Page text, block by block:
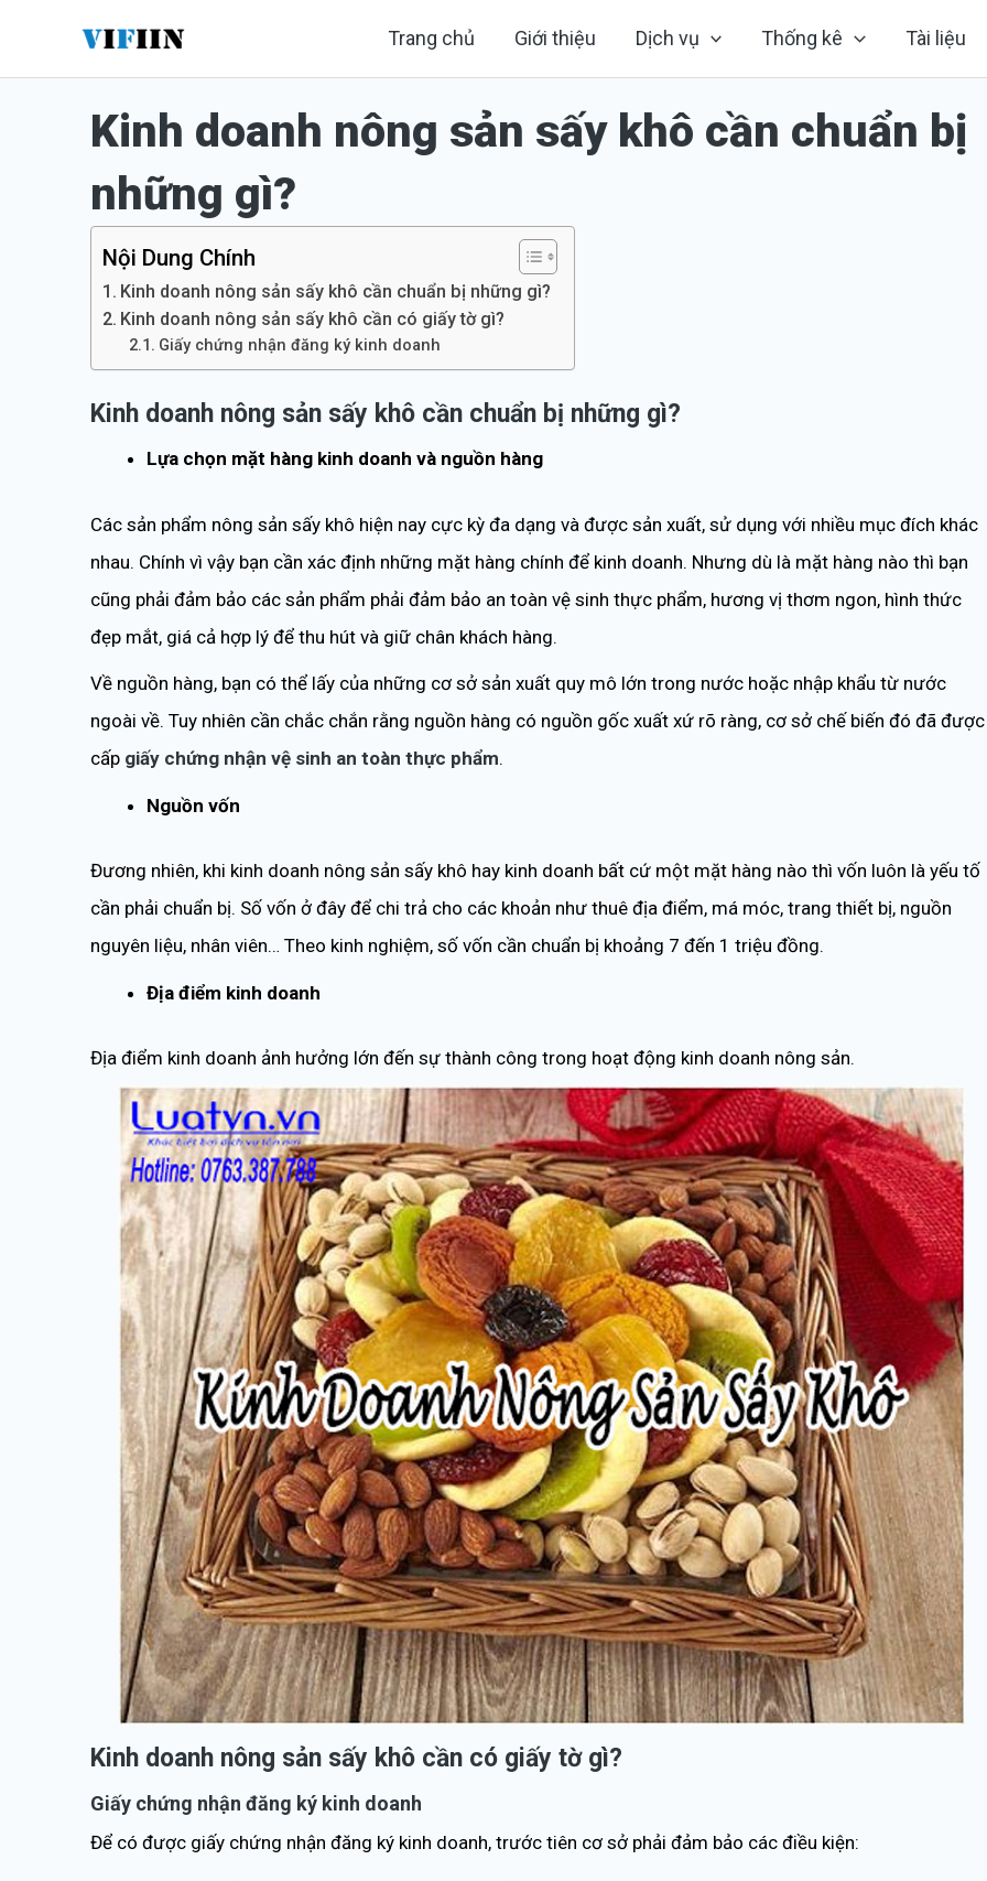
Trang chủ Giới thiệu Dịch vụ Thống kê Tài liệu
Kinh doanh nông sản sấy khô cần chuẩn bị
những gì?
Nội Dung Chính
Kinh doanh nông sản sấy khô cần chuẩn bị những gì?
Kinh doanh nông sản sấy khô cần có giấy tờ gì?
Giấy chứng nhận đăng ký kinh doanh
Kinh doanh nông sản sấy khô cần chuẩn bị những gì?
Lựa chọn mặt hàng kinh doanh và nguồn hàng
Các sản phẩm nông sản sấy khô hiện nay cực kỳ đa dạng và được sản xuất, sử dụng với nhiều mục đích khác
nhau. Chính vì vậy bạn cần xác định những mặt hàng chính để kinh doanh. Nhưng dù là mặt hàng nào thì bạn
cũng phải đảm bảo các sản phẩm phải đảm bảo an toàn vệ sinh thực phẩm, hương vị thơm ngon, hình thức
đẹp mắt, giá cả hợp lý để thu hút và giữ chân khách hàng.
Về nguồn hàng, bạn có thể lấy của những cơ sở sản xuất quy mô lớn trong nước hoặc nhập khẩu từ nước
ngoài về. Tuy nhiên cần chắc chắn rằng nguồn hàng có nguồn gốc xuất xứ rõ ràng, cơ sở chế biến đó đã được
cấp giấy chứng nhận vệ sinh an toàn thực phẩm.
Nguồn vốn
Đương nhiên, khi kinh doanh nông sản sấy khô hay kinh doanh bất cứ một mặt hàng nào thì vốn luôn là yếu tố
cần phải chuẩn bị. Số vốn ở đây để chi trả cho các khoản như thuê địa điểm, má móc, trang thiết bị, nguồn
nguyên liệu, nhân viên… Theo kinh nghiệm, số vốn cần chuẩn bị khoảng 7 đến 1 triệu đồng.
Địa điểm kinh doanh
Địa điểm kinh doanh ảnh hưởng lớn đến sự thành công trong hoạt động kinh doanh nông sản.
Kinh doanh nông sản sấy khô cần có giấy tờ gì?
Giấy chứng nhận đăng ký kinh doanh
Để có được giấy chứng nhận đăng ký kinh doanh, trước tiên cơ sở phải đảm bảo các điều kiện: